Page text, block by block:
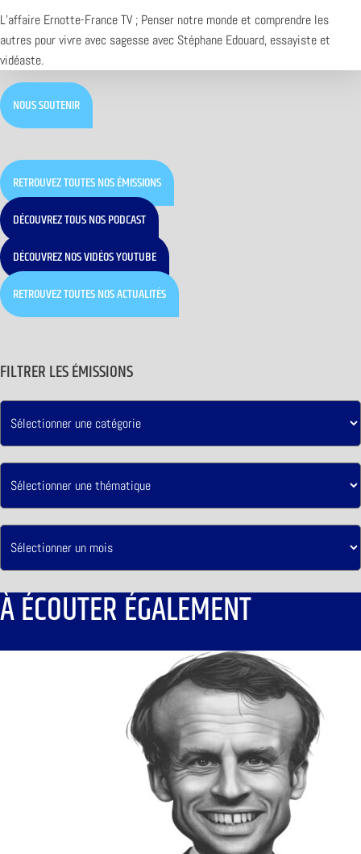
L’affaire Ernotte-France TV ; Penser notre monde et comprendre les
autres pour vivre avec sagesse avec Stéphane Edouard, essayiste et
vidéaste.
NOUS SOUTENIR
RETROUVEZ TOUTES NOS ÉMISSIONS
DÉCOUVREZ TOUS NOS PODCAST
DÉCOUVREZ NOS VIDÉOS YOUTUBE
RETROUVEZ TOUTES NOS ACTUALITÉS
FILTRER LES ÉMISSIONS
À ÉCOUTER ÉGALEMENT